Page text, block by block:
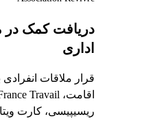
دریافت کمک در
اداری
قرار ملاقات
ریسیپیسی، کارت